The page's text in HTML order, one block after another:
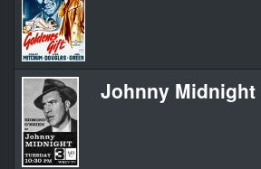
Johnny Midnight